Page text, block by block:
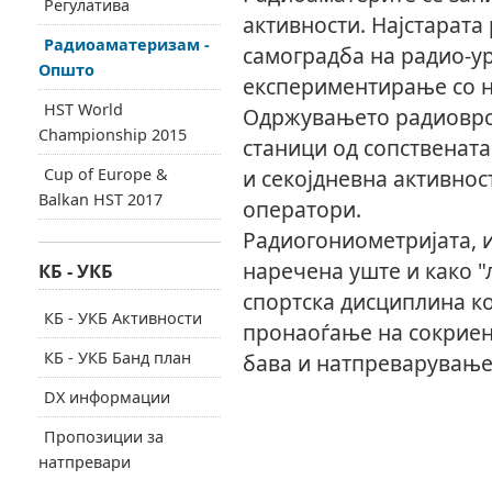
активности.
самоградба на радио-
експериментирање со
Одржувањето
станици од
и секојдневна
оператори.
наречена уште и како
спортска дисциплина
пронаоѓање на
бава и
Регулатива
Радиоаматеризам -
Општо
HST World
Championship 2015
Cup of Europe &
Balkan HST 2017
КБ - УКБ
КБ - УКБ Активности
КБ - УКБ Банд план
DX информации
Пропозиции за
натпревари